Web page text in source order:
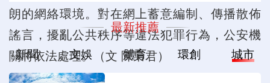
朗的網絡環境。對在網上蓄意編制、傳播散佈
謠言，擾亂公共秩序等違法犯罪行為，公安機
關將依法處理。（文 陳梟君）
最新推薦
新聞 文娛 體育 環創 城市